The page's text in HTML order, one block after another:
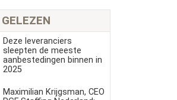
Deze leveranciers
sleepten de meeste
aanbestedingen binnen in
2025
Maximilian Krijgsman, CEO